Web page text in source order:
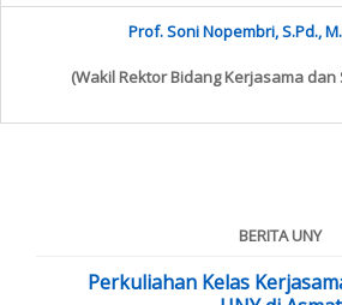
Prof. Soni Nopembri, S.Pd.,
(Wakil Rektor Bidang Kerjasama
BERITA UNY
Perkuliahan Kelas